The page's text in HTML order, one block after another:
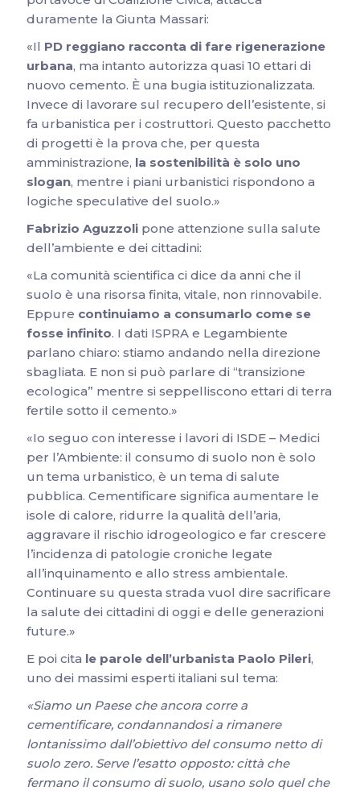
duramente la Giunta Massari:
«Il PD reggiano racconta di fare rigenerazione
urbana, ma intanto autorizza quasi 10 ettari di
nuovo cemento. È una bugia istituzionalizzata.
Invece di lavorare sul recupero dell’esistente, si
fa urbanistica per i costruttori. Questo pacchetto
di progetti è la prova che, per questa
amministrazione, la sostenibilità è solo uno
slogan, mentre i piani urbanistici rispondono a
logiche speculative del suolo.»
Fabrizio Aguzzolipone attenzione sulla salute
dell’ambiente e dei cittadini:
«La comunità scientifica ci dice da anni che il
suolo è una risorsa finita, vitale, non rinnovabile.
Eppure continuiamo a consumarlo come se
fosse infinito. I dati ISPRA e Legambiente
parlano chiaro: stiamo andando nella direzione
sbagliata. E non si può parlare di “transizione
ecologica” mentre si seppelliscono ettari di terra
fertile sotto il cemento.»
«Io seguo con interesse i lavori di ISDE – Medici
per l’Ambiente: il consumo di suolo non è solo
un tema urbanistico, è un tema di salute
pubblica. Cementificare significa aumentare le
isole di calore, ridurre la qualità dell’aria,
aggravare il rischio idrogeologico e far crescere
l’incidenza di patologie croniche legate
all’inquinamento e allo stress ambientale.
Continuare su questa strada vuol dire sacrificare
la salute dei cittadini di oggi e delle generazioni
future.»
E poi cita le parole dell’urbanista Paolo Pileri,
uno dei massimi esperti italiani sul tema:
«Siamo un Paese che ancora corre a
cementificare, condannandosi a rimanere
lontanissimo dall’obiettivo del consumo netto di
suolo zero. Serve l’esatto opposto: città che
fermano il consumo di suolo, usano solo quel che